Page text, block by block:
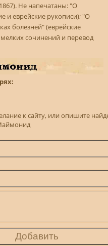
Не напечатаны: "О
и еврейские рукописи); "О
болезней" (еврейские
сочинений и перевод
к сайту, или опишите